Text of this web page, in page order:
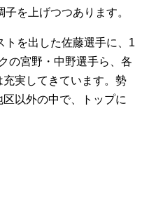
を上げつつあります。
を出した佐藤選手に、1
の宮野・中野選手ら、各
実してきています。勢
以外の中で、トップに